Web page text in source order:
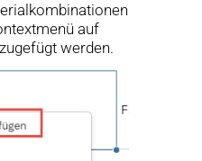
auf
werden.